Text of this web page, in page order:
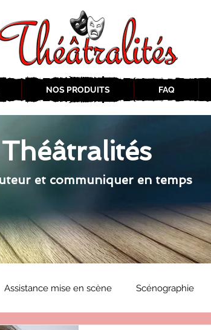
NOS PRODUITS FAQ
et communiquer en temps
Assistance mise en scène Scénographie